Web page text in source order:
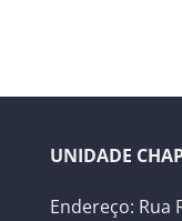
UNIDADE
Endereço: Rua